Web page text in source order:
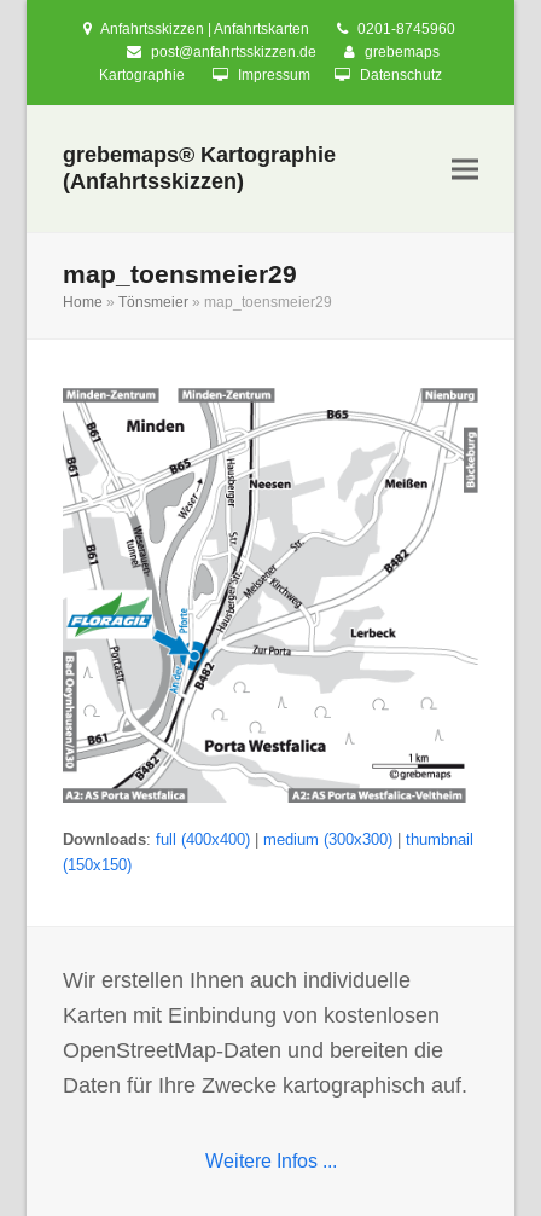
Anfahrtsskizzen | Anfahrtskarten
0201-8745960
post@anfahrtsskizzen.de
grebemaps
Kartographie
Impressum Datenschutz
grebemaps® Kartographie
(Anfahrtsskizzen)
map_toensmeier29
Home »Tönsmeier » map_toensmeier29
Downloads:full (400x400) |medium (300x300) |thumbnail
(150x150)
Wir erstellen Ihnen auch individuelle
Karten mit Einbindung von kostenlosen
OpenStreetMap-Daten und bereiten die
Daten für Ihre Zwecke kartographisch auf.
Weitere Infos ...